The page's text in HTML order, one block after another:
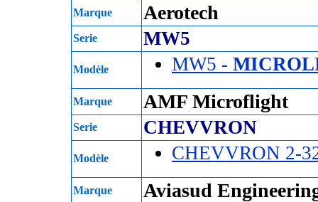
Marque Aerotech
Serie MW5
Modèle MW5 -
Marque AMF Microflight
Serie CHEVVRON
Modèle CHEVVRON 2-
Marque Aviasud